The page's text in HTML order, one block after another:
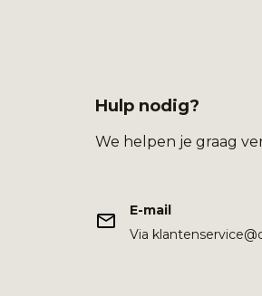
Hulp nodig?
We helpen je graag
E-mail
Via